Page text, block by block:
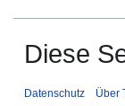
Diese
Datenschutz Über